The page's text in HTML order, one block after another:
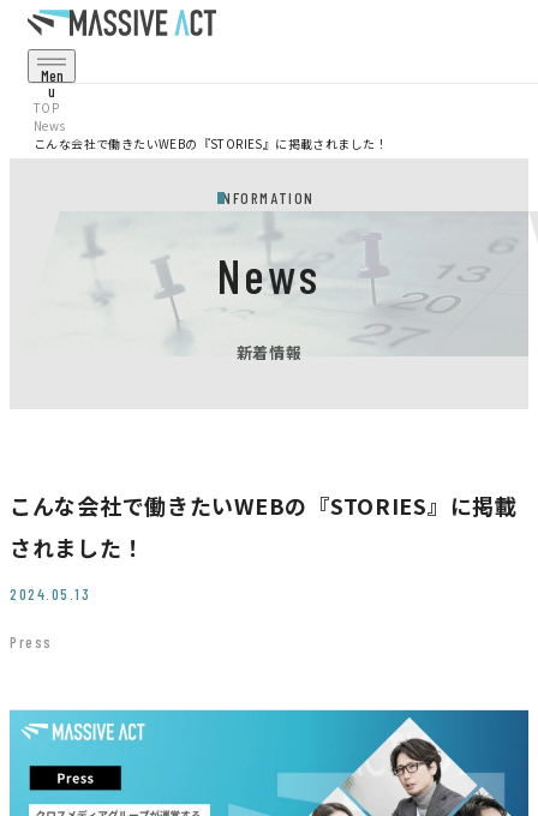
Men
U
Cl
Os
E
Service
Projects
Corporate会社情報
Contact
TOP
News
こんな会社で働きたいWEBの『STORIES』に掲載されました！
INFORMATION
News
新着情報
こんな会社で働きたいWEBの『STORIES』に掲載
されました！
2024.05.13
Press